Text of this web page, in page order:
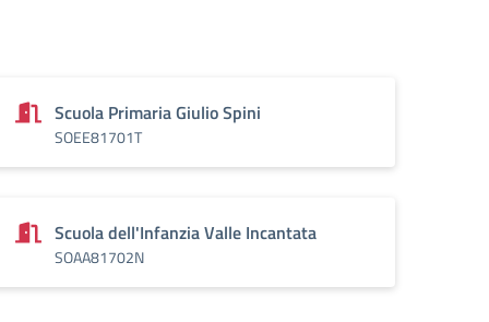
Scuola Primaria Giulio Spini
SOEE81701T
Scuola dell'Infanzia Valle Incantata
SOAA81702N